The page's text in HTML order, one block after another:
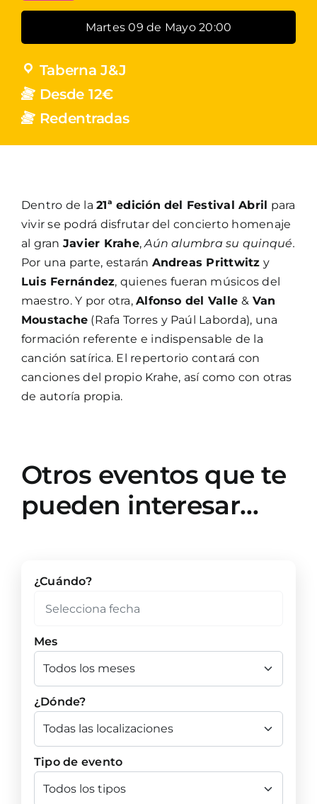
Martes 09 de Mayo 20:00
Taberna J&J
Desde 12€
Redentradas
Dentro de la21ª edición del Festival Abril para
vivir se podrá disfrutar del concierto homenaje
al gran Javier Krahe,Aún alumbra su quinqué.
Por una parte, estarán Andreas Prittwitz y
Luis Fernández, quienes fueran músicos del
maestro. Y por otra,Alfonso del Valle& Van
Moustache (Rafa Torres y Paúl Laborda), una
formación referente e indispensable de la
canción satírica. El repertorio contará con
canciones del propio Krahe, así como con otras
de autoría propia.
Otros eventos que te
pueden interesar…
¿Cuándo?
Mes
¿Dónde?
Tipo de evento